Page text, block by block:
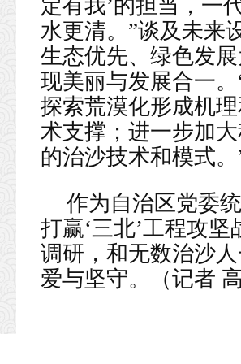
定有我’的担当，一
水更清。”谈及未来
生态优先、绿色发
现美丽与发展合一
探索荒漠化形成机
术支撑；进一步加
的治沙技术和模式。
作为自治区党委
打赢‘三北’工程攻
调研，和无数治沙
爱与坚守。（记者 高